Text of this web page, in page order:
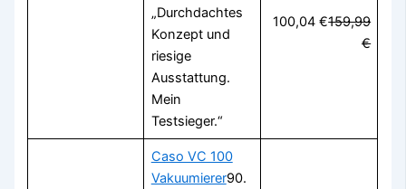
„Durchdachtes
Konzept und
riesige
Ausstattung.
Mein
Testsieger.“
100,04 €159,99
€
Caso VC 100
Vakuumierer90.